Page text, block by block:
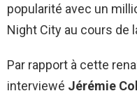
popularité avec un
Night City au cours de
Par rapport à cette
interviewé Jérémie